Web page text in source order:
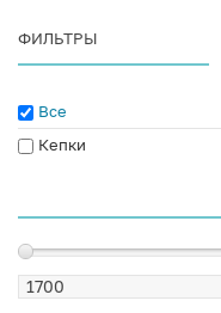
ФИЛЬТРЫ
Все
Кепки